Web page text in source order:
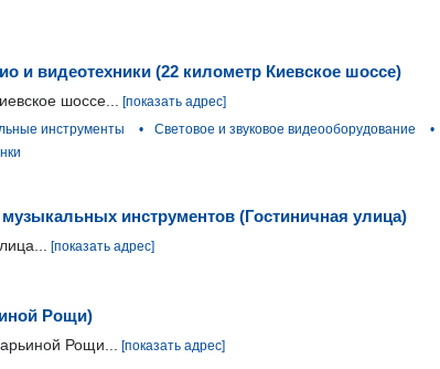
и видеотехники (22 километр Киевское шоссе)
шоссе...
[показать адрес]
инструменты • Световое и звуковое видеооборудование •
инструментов (Гостиничная улица)
[показать адрес]
Рощи)
Рощи...
[показать адрес]